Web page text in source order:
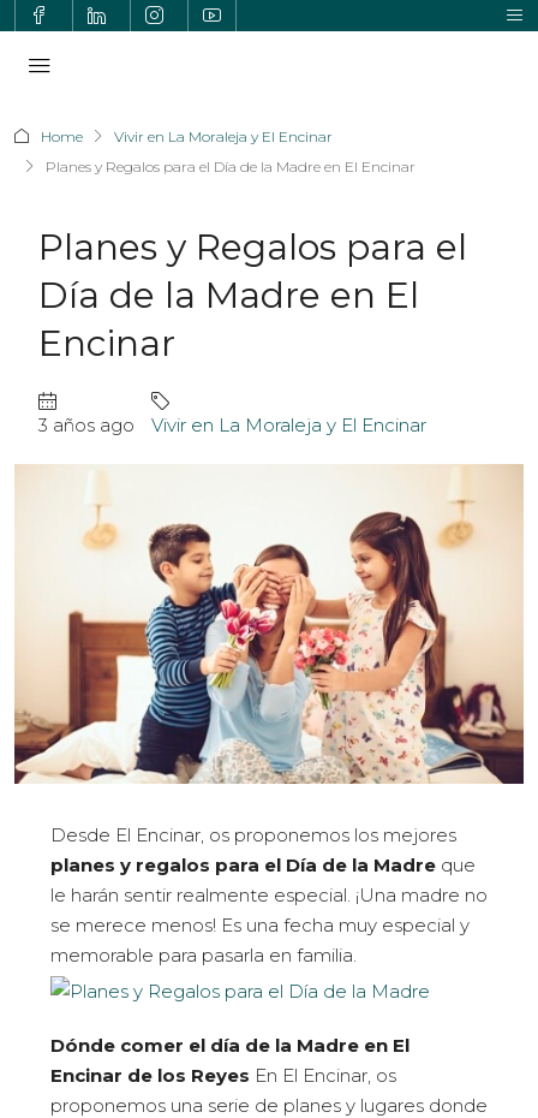
Home
Vivir en La Moraleja y El Encinar
Planes y Regalos para el Día de la Madre en El Encinar
Planes y Regalos para el
Día de la Madre en El
Encinar
3 años ago Vivir en La Moraleja y El Encinar
Desde El Encinar, os proponemos los mejores
planes y regalos para el Día de la Madre que
le harán sentir realmente especial. ¡Una madre no
se merece menos! Es una fecha muy especial y
memorable para pasarla en familia.
Dónde comer el día de la Madre en El
Encinar de los Reyes En El Encinar, os
proponemos una serie de planes y lugares donde